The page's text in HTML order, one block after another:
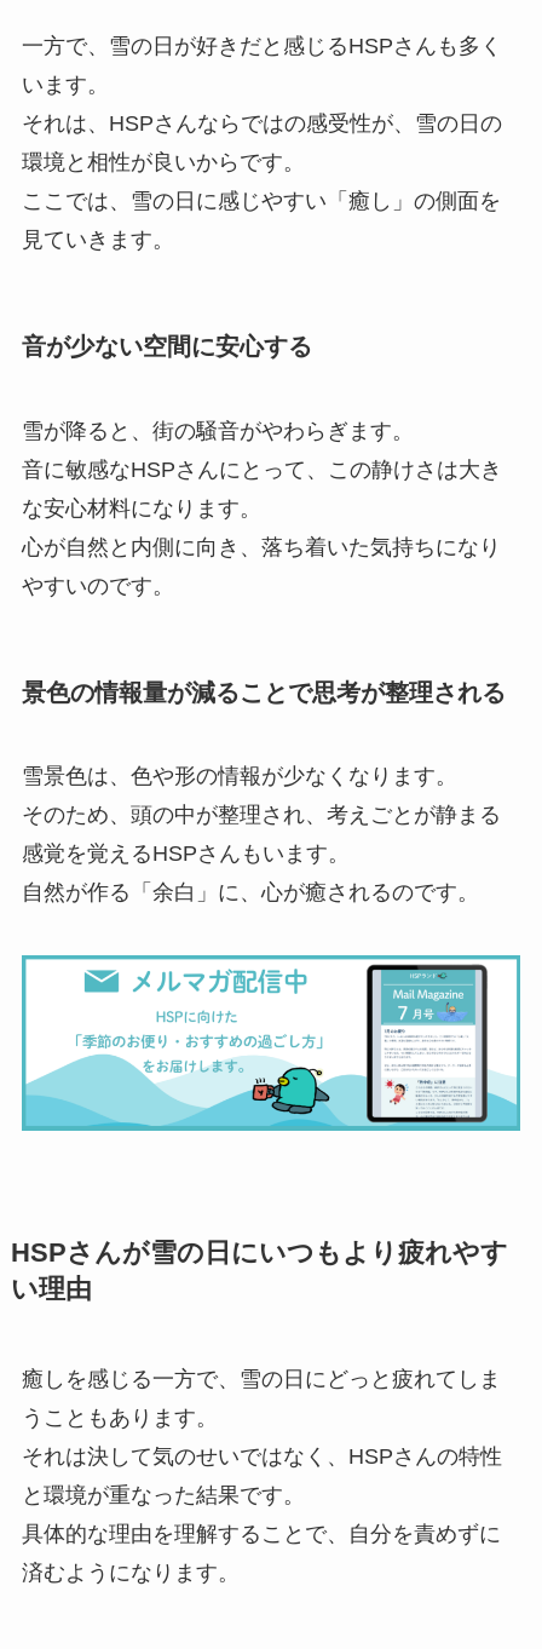
一方で、雪の日が好きだと感じるHSPさんも多く
います。
それは、HSPさんならではの感受性が、雪の日の
環境と相性が良いからです。
ここでは、雪の日に感じやすい「癒し」の側面を
見ていきます。
音が少ない空間に安心する
雪が降ると、街の騒音がやわらぎます。
音に敏感なHSPさんにとって、この静けさは大き
な安心材料になります。
心が自然と内側に向き、落ち着いた気持ちになり
やすいのです。
景色の情報量が減ることで思考が整理される
雪景色は、色や形の情報が少なくなります。
そのため、頭の中が整理され、考えごとが静まる
感覚を覚えるHSPさんもいます。
自然が作る「余白」に、心が癒されるのです。
HSPさんが雪の日にいつもより疲れやす
い理由
癒しを感じる一方で、雪の日にどっと疲れてしま
うこともあります。
それは決して気のせいではなく、HSPさんの特性
と環境が重なった結果です。
具体的な理由を理解することで、自分を責めずに
済むようになります。